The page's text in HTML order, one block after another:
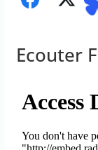
Ecouter